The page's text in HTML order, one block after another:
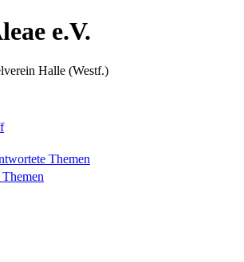
e.V.
Halle (Westf.)
Themen